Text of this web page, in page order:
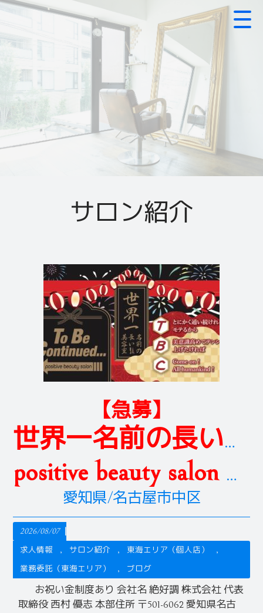
サロン紹介
【急募】
世界一名前の長い美容室
positive beauty salon To Be Continued..
愛知県/名古屋市中区
2026/08/07
求人情報
サロン紹介
東海エリア（個人店）
業務委託（東海エリア）
ブログ
お祝い金制度あり 会社名 絶好調 株式会社 代表
取締役 西村 優志 本部住所 〒501-6062 愛知県名古